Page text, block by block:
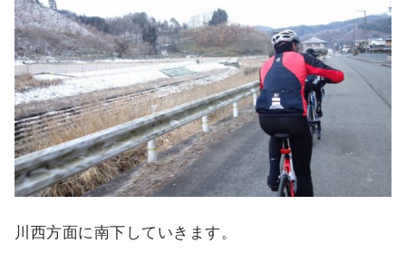
川西方面に南下していきます。